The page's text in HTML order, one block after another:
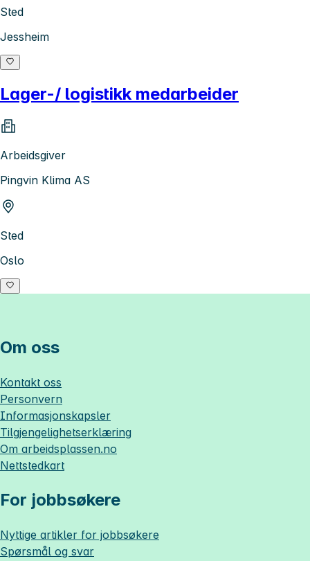
Sted
Jessheim
Lager-/ logistikk medarbeider
Arbeidsgiver
Pingvin Klima AS
Sted
Oslo
Om oss
Kontakt oss
Personvern
Informasjonskapsler
Tilgjengelighetserklæring
Om arbeidsplassen.no
Nettstedkart
For jobbsøkere
Nyttige artikler for jobbsøkere
Spørsmål og svar